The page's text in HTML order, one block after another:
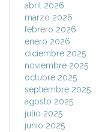
abril 2026
marzo 2026
febrero 2026
enero 2026
diciembre 2025
noviembre 2025
octubre 2025
septiembre 2025
agosto 2025
julio 2025
junio 2025